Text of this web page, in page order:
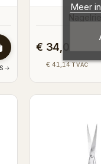
→
€ 34,00
€ 41,14 TVAC
Meer